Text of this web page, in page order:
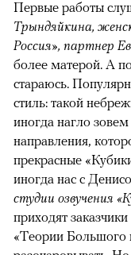
Первые работы
Трындяйкина,
Россия», партнер
более матерой. А
стараюсь.
стиль: такой
иногда нагло
направления,
прекрасные
иногда нас с
студии озвучения
приходят
«Теории Большого